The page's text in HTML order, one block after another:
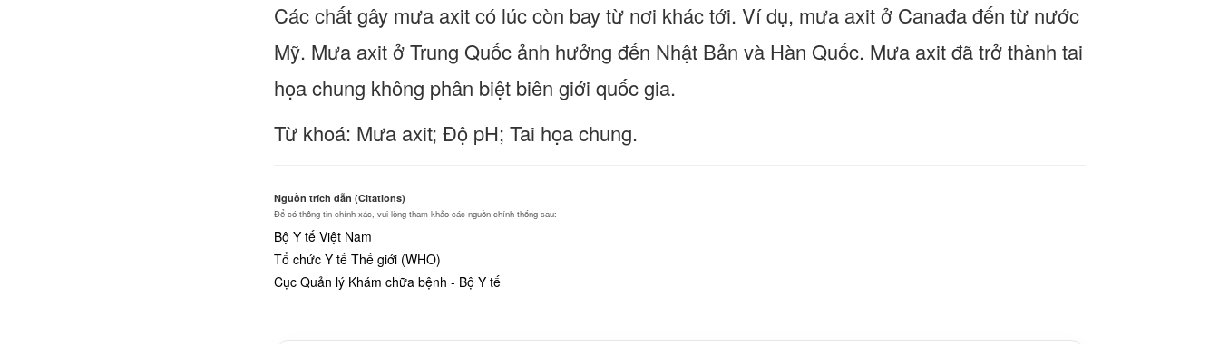
Các chất gây mưa axit có lúc còn bay từ nơi khác tới. Ví dụ, mưa axit ở Canađa đến từ nước
Mỹ. Mưa axit ở Trung Quốc ảnh hưởng đến Nhật Bản và Hàn Quốc. Mưa axit đã trở thành tai
họa chung không phân biệt biên giới quốc gia.
Từ khoá: Mưa axit; Độ pH; Tai họa chung.
Nguồn trích dẫn (Citations)
Để có thông tin chính xác, vui lòng tham khảo các nguồn chính thống sau:
Bộ Y tế Việt Nam
Tổ chức Y tế Thế giới (WHO)
Cục Quản lý Khám chữa bệnh - Bộ Y tế